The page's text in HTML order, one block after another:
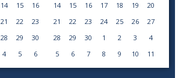
14 15
16
21 22
23
28 29
30
4 5 6
14 15 16 17 18 19
20
21
22 23 24 25 26
27
28
29 30 1 2 3
4
5
6 7 8 9 10 11